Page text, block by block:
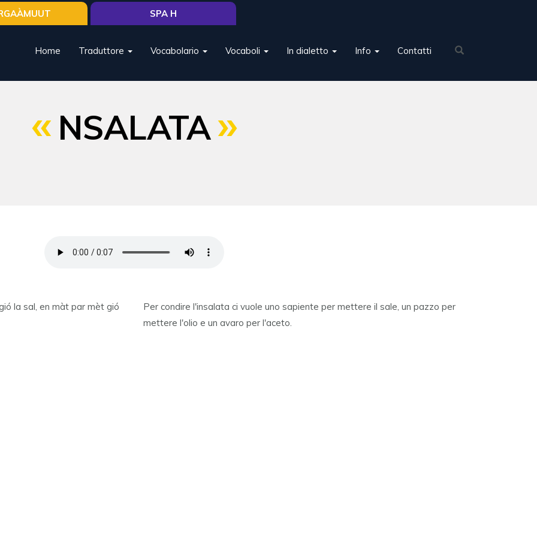
Home Traduttore Vocabolario Vocaboli In dialetto Info Contatti
SPA H
NSALATA
la sal, en màt par mèt gió
Per condire l'insalata ci vuole uno sapiente per mettere il sale, un pazzo per
mettere l'olio e un avaro per l'aceto.